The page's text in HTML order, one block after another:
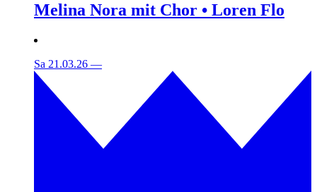
Melina Nora mit Chor • Loren Flo
Sa 21.03.26 —